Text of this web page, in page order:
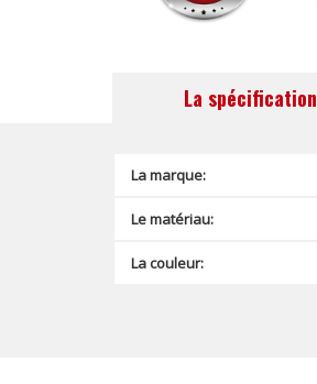
La spécification
La marque:
Le matériau:
La couleur: